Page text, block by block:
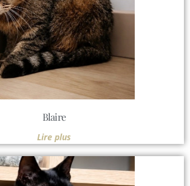
Blaire
Lire plus